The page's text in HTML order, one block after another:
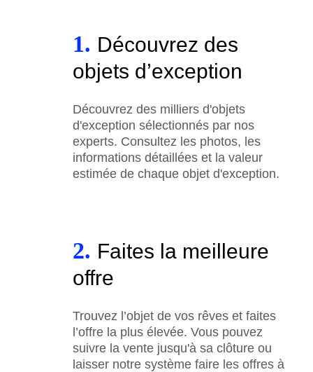
1. Découvrez des
objets d’exception
Découvrez des milliers d'objets
d'exception sélectionnés par nos
experts. Consultez les photos, les
informations détaillées et la valeur
estimée de chaque objet d'exception.
2. Faites la meilleure
offre
Trouvez l’objet de vos rêves et faites
l’offre la plus élevée. Vous pouvez
suivre la vente jusqu'à sa clôture ou
laisser notre système faire les offres à